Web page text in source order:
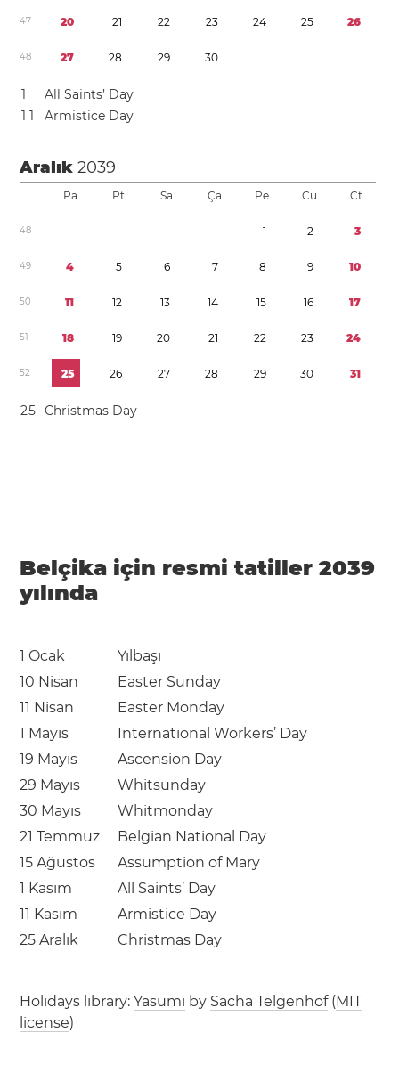
47 20 21 22 23 24 25 26
48 27 28 29 30
1
All Saints’ Day
1 1 Armistice Day
Aralık2039
Pa Pt Sa Ça Pe Cu Ct
48 1 2 3
49 4 5 6 7 8 9 10
50 11 12 13 14 15 16 17
51 18 19 20 21 22 23 24
52 25 26 27 28 29 30 31
25 Christmas Day
Belçika için resmi tatiller 2039
yılında
1 Ocak
Yılbaşı
10 Nisan
Easter Sunday
11 Nisan
Easter Monday
1 Mayıs
International Workers’ Day
19 Mayıs
Ascension Day
29 Mayıs
Whitsunday
30 Mayıs
Whitmonday
21 Temmuz
Belgian National Day
15 Ağustos
Assumption of Mary
1 Kasım
All Saints’ Day
11 Kasım
Armistice Day
25 Aralık
Christmas Day
Holidays library:Yasumi by Sacha Telgenhof(MIT
license)